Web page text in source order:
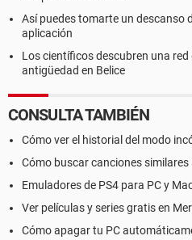
Así puedes tomarte un descanso
aplicación
Los científicos descubren una
antigüedad en Belice
CONSULTA TAMBIÉN
Cómo ver el historial del modo
Cómo buscar canciones
Emuladores de PS4 para PC y
Ver películas y series gratis en
Cómo apagar tu PC